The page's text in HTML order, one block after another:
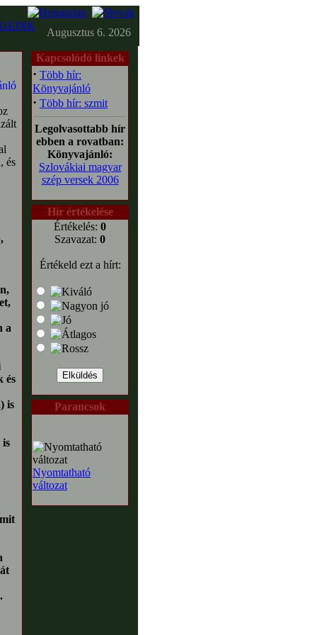
Augusztus 6. 2026
és
a
és
is
Kapcsolódó linkek
· Több hír:
Könyvajánló
· Több hír: szmit
Legolvasottabb hír
ebben a rovatban:
Könyvajánló:
Szlovákiai magyar
szép versek 2006
Hír értékelése
Értékelés: 0
Szavazat: 0
Értékeld ezt a hírt:
Parancsok
Nyomtatható
változat